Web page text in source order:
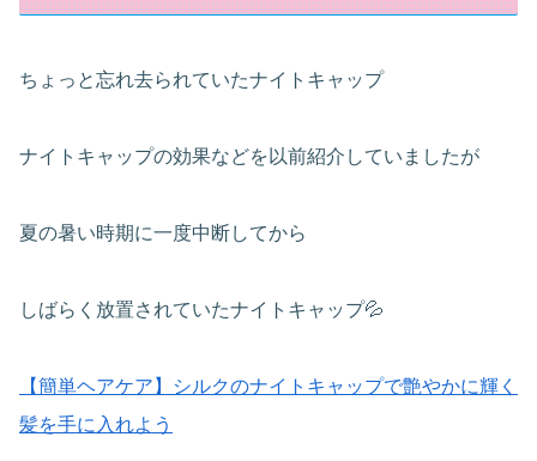
ちょっと忘れ去られていたナイトキャップ
ナイトキャップの効果などを以前紹介していましたが
夏の暑い時期に一度中断してから
しばらく放置されていたナイトキャップ💦
【簡単ヘアケア】シルクのナイトキャップで艶やかに輝く
髪を手に入れよう